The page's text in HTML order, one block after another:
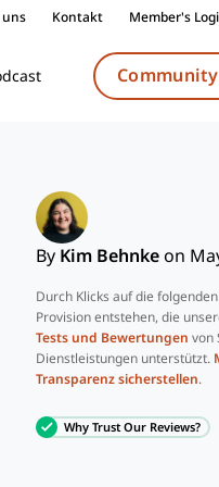
uns Kontakt Member's
By Kim Behnke on
Durch Klicks auf die
Provision entstehen, die
Tests und Bewertungen von
Dienstleistungen unterstützt.
Transparenz sicherstellen.
Why Trust Our Reviews?